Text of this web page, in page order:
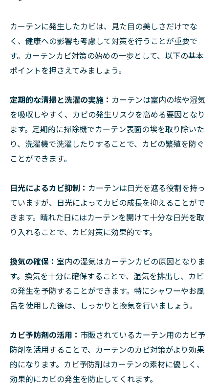
カーテンに発生したカビは、見た目の美しさだけでな
く、健康への影響も考慮して対策を行うことが重要で
す。カーテンカビ対策の始めの一歩として、以下の基本
ポイントを押さえてみましょう。
定期的な清掃と洗濯の実施： カーテンは室内の埃や湿気
を吸収しやすく、カビの発生リスクを高める要因となり
ます。定期的に掃除機でカーテン表面の埃を取り除いた
り、洗濯機で洗濯したりすることで、カビの繁殖を防ぐ
ことができます。
日光によるカビ抑制： カーテンは日光を遮る役割を持っ
ていますが、日光によってカビの成長を抑えることがで
きます。晴れた日にはカーテンを開けて十分な日光を取
り入れることで、カビ対策に効果的です。
換気の確保： 室内の湿気はカーテンカビの原因となりま
す。換気を十分に確保することで、湿気を排出し、カビ
の発生を予防することができます。特にシャワーやお風
呂を使用した後は、しっかりと換気を行いましょう。
カビ予防剤の活用： 市販されているカーテン用のカビ予
防剤を活用することで、カーテンのカビ対策がより効果
的になります。カビ予防剤はカーテンの素材に優しく、
効果的にカビの発生を防止してくれます。